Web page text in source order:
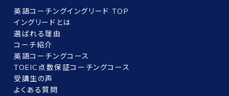
英語コーチングイングリード TOP
イングリードとは
選ばれる理由
コーチ紹介
英語コーチングコース
TOEIC点数保証コーチングコース
受講生の声
よくある質問